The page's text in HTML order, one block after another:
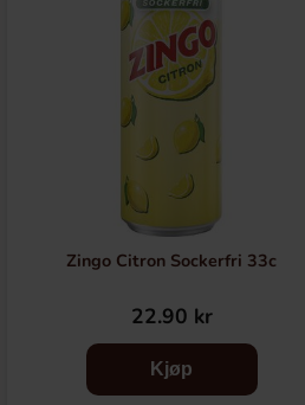
Zingo Citron Sockerfri 33c
22.90 kr
Kjøp